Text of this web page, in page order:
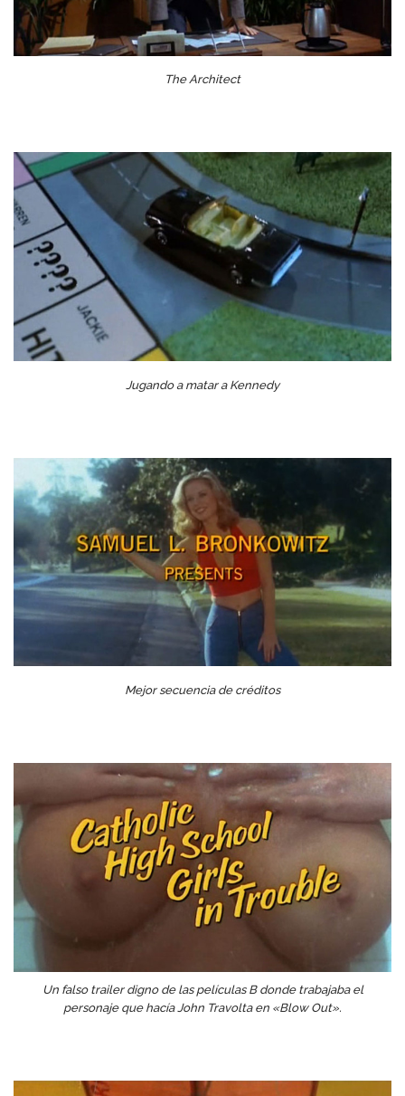
The Architect
Jugando a matar a Kennedy
Mejor secuencia de créditos
Un falso trailer digno de las películas B donde trabajaba el
personaje que hacía John Travolta en «Blow Out».